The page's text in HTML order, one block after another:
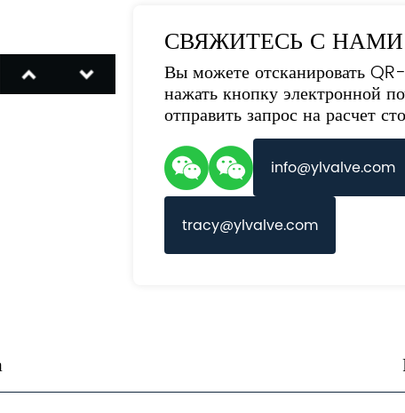
СВЯЖИТЕСЬ С НАМИ
Вы можете отсканировать
нажать кнопку электронной
отправить запрос на расчет
info@ylvalve.com
tracy@ylvalve.com